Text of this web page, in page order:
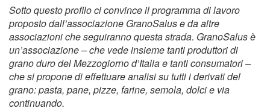
Sotto questo profilo ci convince il programma di lavoro
proposto dall’associazione GranoSalus e da altre
associazioni che seguiranno questa strada. GranoSalus è
un’associazione – che vede insieme tanti produttori di
grano duro del Mezzogiorno d’Italia e tanti consumatori –
che si propone di effettuare analisi su tutti i derivati del
grano: pasta, pane, pizze, farine, semola, dolci e via
continuando.